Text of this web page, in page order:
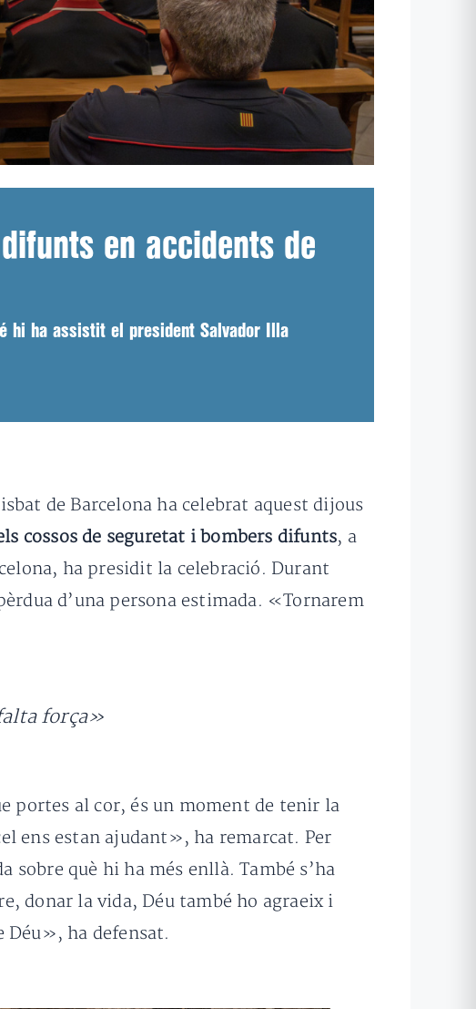
en accidents de
hi ha assistit el president Salvador Illa
de Barcelona ha celebrat aquest dijous
cossos de seguretat i bombers difunts, a
ha presidit la celebració. Durant
d’una persona estimada. «Tornarem
força»
portes al cor, és un moment de tenir la
ens estan ajudant», ha remarcat. Per
què hi ha més enllà. També s’ha
donar la vida, Déu també ho agraeix i
Déu», ha defensat.